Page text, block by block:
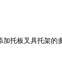
加托板叉具托架的